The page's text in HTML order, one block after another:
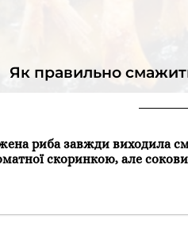
Як правильно
риба завжди виходила
скоринкою, але